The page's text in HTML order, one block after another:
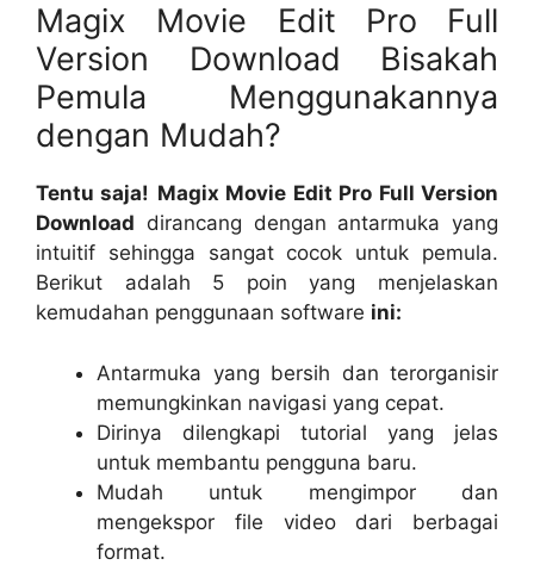
Magix Movie Edit Pro Full
Version Download Bisakah
Pemula Menggunakannya
dengan Mudah?
Tentu saja! Magix Movie Edit Pro Full Version
Download dirancang dengan antarmuka yang
intuitif sehingga sangat cocok untuk pemula.
Berikut adalah 5 poin yang menjelaskan
kemudahan penggunaan software ini:
Antarmuka yang bersih dan terorganisir
memungkinkan navigasi yang cepat.
Dirinya dilengkapi tutorial yang jelas
untuk membantu pengguna baru.
Mudah untuk mengimpor dan
mengekspor file video dari berbagai
format.